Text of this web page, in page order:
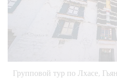
Групповой тур по Лхасе,